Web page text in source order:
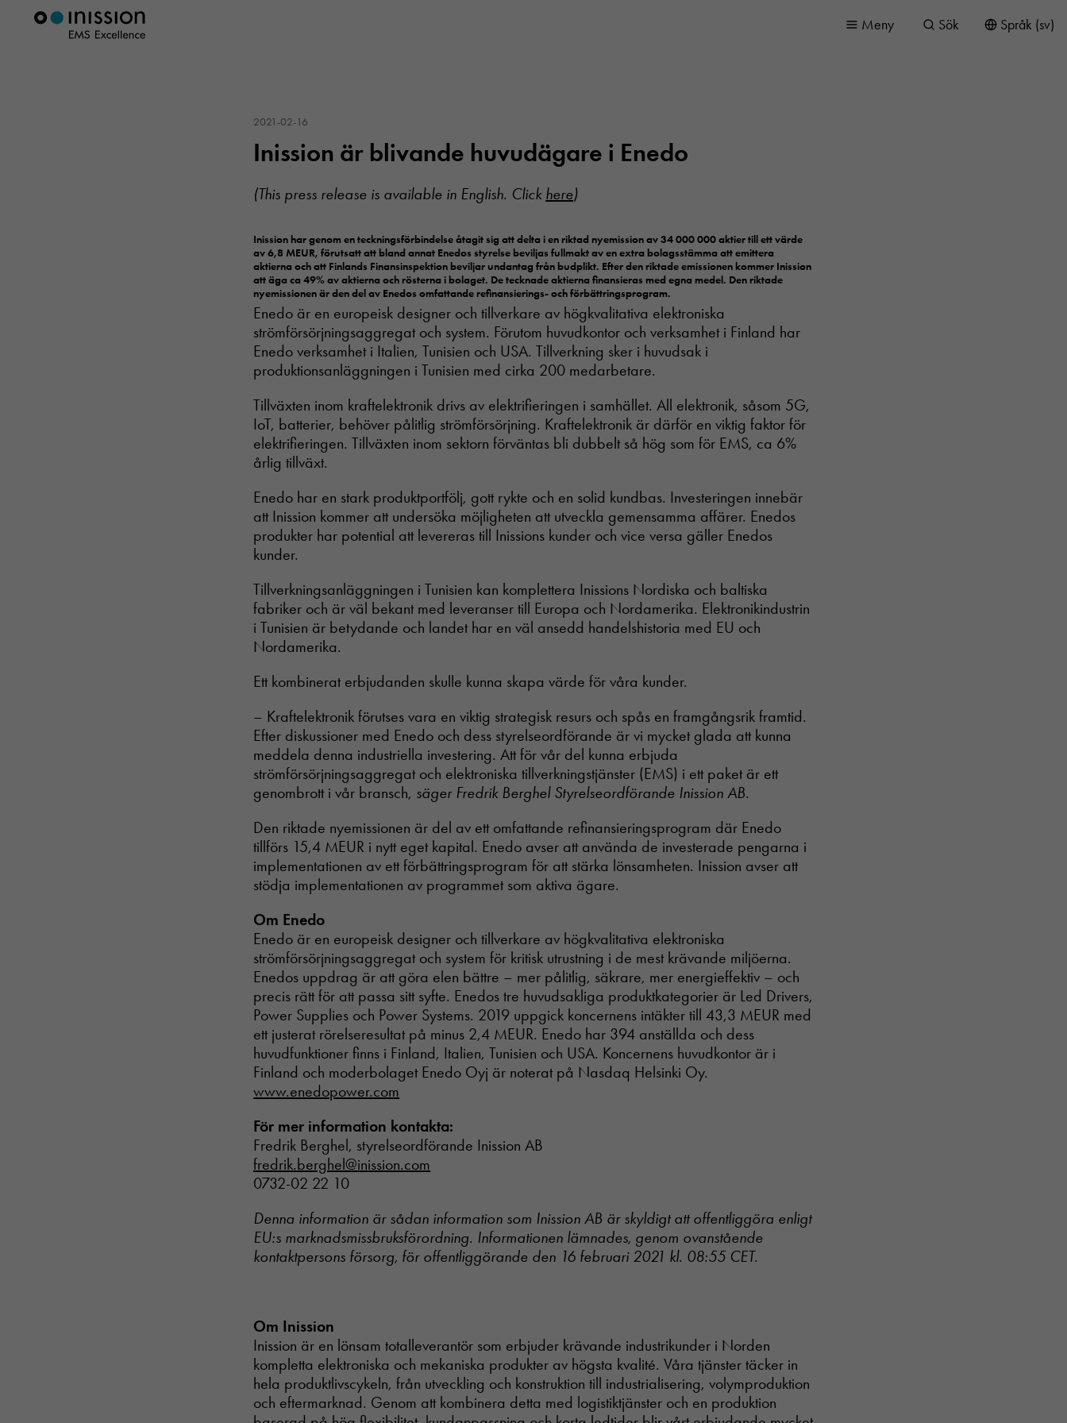
Språk (sv)
Sök
Meny
2021-02-16
Inission är blivande huvudägare i Enedo
(This press release is available in English. Click here)
Inission har genom en teckningsförbindelse åtagit sig att delta i en riktad nyemission av 34 000 000 aktier till ett värde
av 6,8 MEUR, förutsatt att bland annat Enedos styrelse beviljas fullmakt av en extra bolagsstämma att emittera
aktierna och att Finlands Finansinspektion beviljar undantag från budplikt. Efter den riktade emissionen kommer Inission
att äga ca 49% av aktierna och rösterna i bolaget. De tecknade aktierna finansieras med egna medel. Den riktade
nyemissionen är den del av Enedos omfattande refinansierings- och förbättringsprogram.
Enedo är en europeisk designer och tillverkare av högkvalitativa elektroniska
strömförsörjningsaggregat och system. Förutom huvudkontor och verksamhet i Finland har
Enedo verksamhet i Italien, Tunisien och USA. Tillverkning sker i huvudsak i
produktionsanläggningen i Tunisien med cirka 200 medarbetare.
Tillväxten inom kraftelektronik drivs av elektrifieringen i samhället. All elektronik, såsom 5G,
IoT, batterier, behöver pålitlig strömförsörjning. Kraftelektronik är därför en viktig faktor för
elektrifieringen. Tillväxten inom sektorn förväntas bli dubbelt så hög som för EMS, ca 6%
årlig tillväxt.
Enedo har en stark produktportfölj, gott rykte och en solid kundbas. Investeringen innebär
att Inission kommer att undersöka möjligheten att utveckla gemensamma affärer. Enedos
produkter har potential att levereras till Inissions kunder och vice versa gäller Enedos
kunder.
Tillverkningsanläggningen i Tunisien kan komplettera Inissions Nordiska och baltiska
fabriker och är väl bekant med leveranser till Europa och Nordamerika. Elektronikindustrin
i Tunisien är betydande och landet har en väl ansedd handelshistoria med EU och
Nordamerika.
Ett kombinerat erbjudanden skulle kunna skapa värde för våra kunder.
– Kraftelektronik förutses vara en viktig strategisk resurs och spås en framgångsrik framtid.
Efter diskussioner med Enedo och dess styrelseordförande är vi mycket glada att kunna
meddela denna industriella investering. Att för vår del kunna erbjuda
strömförsörjningsaggregat och elektroniska tillverkningstjänster (EMS) i ett paket är ett
genombrott i vår bransch, säger Fredrik Berghel Styrelseordförande Inission AB.
Den riktade nyemissionen är del av ett omfattande refinansieringsprogram där Enedo
tillförs 15,4 MEUR i nytt eget kapital. Enedo avser att använda de investerade pengarna i
implementationen av ett förbättringsprogram för att stärka lönsamheten. Inission avser att
stödja implementationen av programmet som aktiva ägare.
Om Enedo
Enedo är en europeisk designer och tillverkare av högkvalitativa elektroniska
strömförsörjningsaggregat och system för kritisk utrustning i de mest krävande miljöerna.
Enedos uppdrag är att göra elen bättre – mer pålitlig, säkrare, mer energieffektiv – och
precis rätt för att passa sitt syfte. Enedos tre huvudsakliga produktkategorier är Led Drivers,
Power Supplies och Power Systems. 2019 uppgick koncernens intäkter till 43,3 MEUR med
ett justerat rörelseresultat på minus 2,4 MEUR. Enedo har 394 anställda och dess
huvudfunktioner finns i Finland, Italien, Tunisien och USA. Koncernens huvudkontor är i
Finland och moderbolaget Enedo Oyj är noterat på Nasdaq Helsinki Oy.
www.enedopower.com
För mer information kontakta:
Fredrik Berghel, styrelseordförande Inission AB
fredrik.berghel@inission.com
0732-02 22 10
Denna information är sådan information som Inission AB är skyldigt att offentliggöra enligt
EU:s marknadsmissbruksförordning. Informationen lämnades, genom ovanstående
kontaktpersons försorg, för offentliggörande den 16 februari 2021 kl. 08:55 CET.
Om Inission
Inission är en lönsam totalleverantör som erbjuder krävande industrikunder i Norden
kompletta elektroniska och mekaniska produkter av högsta kvalité. Våra tjänster täcker in
hela produktlivscykeln, från utveckling och konstruktion till industrialisering, volymproduktion
och eftermarknad. Genom att kombinera detta med logistiktjänster och en produktion
Dessa cookies
går inte att
välja bort. De
behövs för att
hemsidan
över huvud